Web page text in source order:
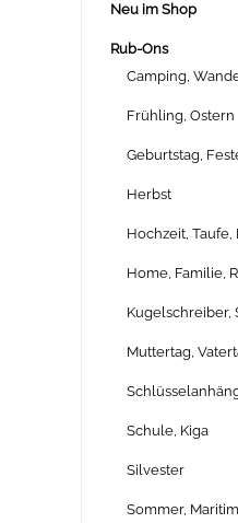
Neu im Shop
Rub-Ons
Camping,
Frühling, Ostern
Geburtstag,
Herbst
Hochzeit, Taufe,
Home, Familie,
Kugelschreiber,
Muttertag,
Schule, Kiga
Silvester
Sommer, Maritim